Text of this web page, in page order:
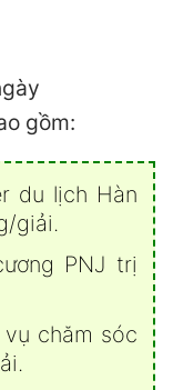
gồm:
du lịch Hàn
giải.
PNJ trị
chăm sóc